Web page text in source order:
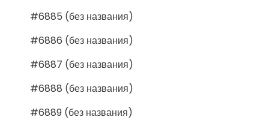
#6885 (без названия)
#6886 (без названия)
#6887 (без названия)
#6888 (без названия)
#6889 (без названия)